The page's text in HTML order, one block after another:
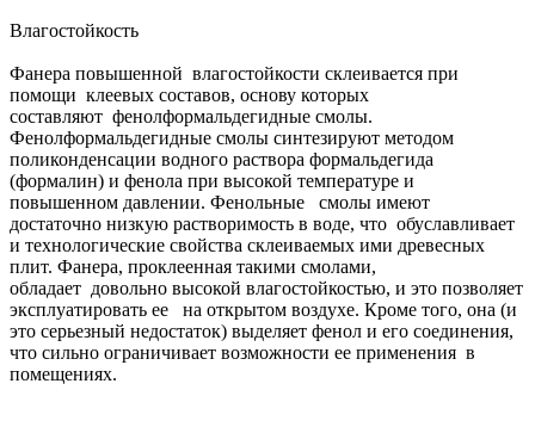
Влагостойкость
Фанера повышенной влагостойкости склеивается при
помощи клеевых составов, основу которых
составляют фенолформальдегидные смолы.
Фенолформальдегидные смолы синтезируют методом
поликонденсации водного раствора формальдегида
(формалин) и фенола при высокой температуре и
повышенном давлении. Фенольные смолы имеют
достаточно низкую растворимость в воде, что обуславливает
и технологические свойства склеиваемых ими древесных
плит. Фанера, проклеенная такими смолами,
обладает довольно высокой влагостойкостью, и это позволяет
эксплуатировать ее на открытом воздухе. Кроме того, она (и
это серьезный недостаток) выделяет фенол и его соединения,
что сильно ограничивает возможности ее применения в
помещениях.